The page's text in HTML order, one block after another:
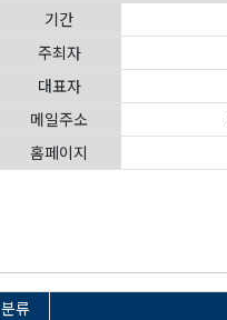
기간
주최자
대표자
메일주소
홈페이지
분류